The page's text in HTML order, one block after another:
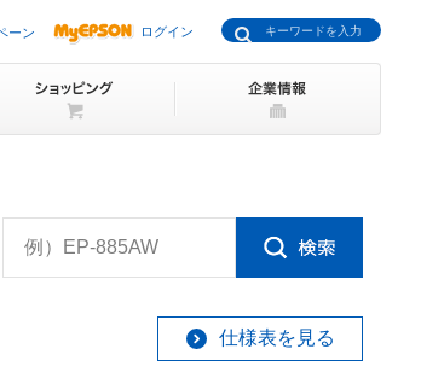
ーン ログイン
例）EP-885AW
仕様表を見る